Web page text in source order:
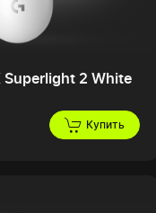
Superlight 2 White
Купить